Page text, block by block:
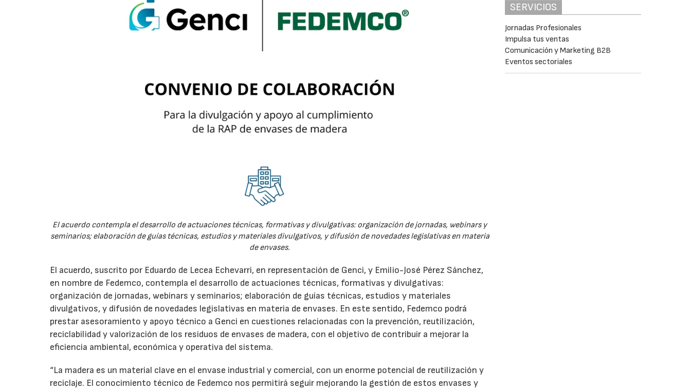
El acuerdo contempla el desarrollo de actuaciones técnicas, formativas y divulgativas: organización de jornadas, webinars y
seminarios; elaboración de guías técnicas, estudios y materiales divulgativos, y difusión de novedades legislativas en materia
de envases.
El acuerdo, suscrito por Eduardo de Lecea Echevarri, en representación de Genci, y Emilio-José Pérez Sánchez,
en nombre de Fedemco, contempla el desarrollo de actuaciones técnicas, formativas y divulgativas:
organización de jornadas, webinars y seminarios; elaboración de guías técnicas, estudios y materiales
divulgativos, y difusión de novedades legislativas en materia de envases. En este sentido, Fedemco podrá
prestar asesoramiento y apoyo técnico a Genci en cuestiones relacionadas con la prevención, reutilización,
reciclabilidad y valorización de los residuos de envases de madera, con el objetivo de contribuir a mejorar la
eficiencia ambiental, económica y operativa del sistema.
“La madera es un material clave en el envase industrial y comercial, con un enorme potencial de reutilización y
reciclaje. El conocimiento técnico de Fedemco nos permitirá seguir mejorando la gestión de estos envases y
SERVICIOS
Jornadas Profesionales
Impulsa tus ventas
Comunicación y Marketing B2B
Eventos sectoriales